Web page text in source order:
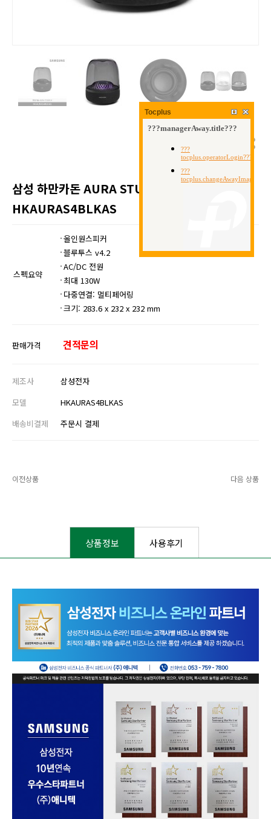
삼성 하만카돈 AURA STUDIO 4 /
HKAURAS4BLKAS
스펙요약
올인원스피커
블루투스 v4.2
AC/DC 전원
최대 130W
다중연결: 멀티페어링
크기: 283.6 x 232 x 232 mm
판매가격 견적문의
제조사
삼성전자
모델
HKAURAS4BLKAS
배송비결제
주문시 결제
이전상품 다음 상품
상품정보 사용후기
Tocplus